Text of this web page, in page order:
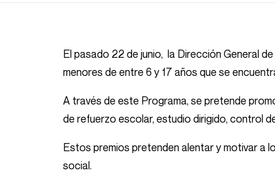
El pasado 22 de junio, la Dirección General
menores de entre 6 y 17 años que se
A través de este Programa, se pretende
de refuerzo escolar, estudio dirigido, control
Estos premios pretenden alentar y motivar a
social.